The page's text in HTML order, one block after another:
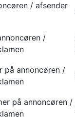
/ afsender
/
på annoncøren /
på annoncøren /